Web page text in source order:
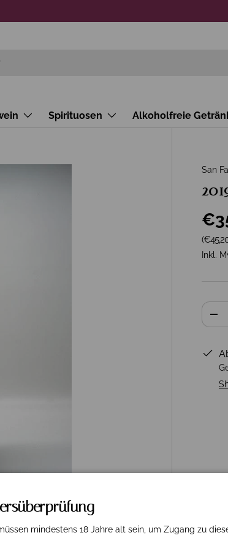
Spirituosen Alkoholfreie
San
Inkl.
Anzahl
mindestens 18 Jahre alt sein, um Zugang zu